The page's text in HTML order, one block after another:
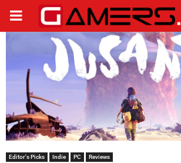
PRIMARY
Editor's Picks Indie PC Reviews